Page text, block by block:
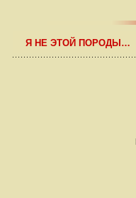
Я НЕ ЭТОЙ ПОРОДЫ…